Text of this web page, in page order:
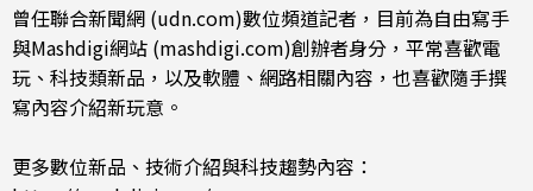
曾任聯合新聞網 (udn.com)數位頻道記者，目前為自由寫手
與Mashdigi網站 (mashdigi.com)創辦者身分，平常喜歡電
玩、科技類新品，以及軟體、網路相關內容，也喜歡隨手撰
寫內容介紹新玩意。
更多數位新品、技術介紹與科技趨勢內容：